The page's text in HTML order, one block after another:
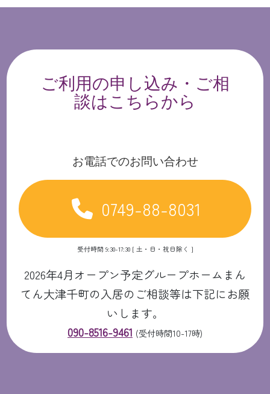
ご利用の申し込み・ご相
談はこちらから
お電話でのお問い合わせ
0749-88-8031
受付時間 9:30-17:30 [ 土・日・祝日除く ]
2026年4月オープン予定グループホームまん
てん大津千町の入居のご相談等は下記にお願
いします。
090-8516-9461 (受付時間10-17時)